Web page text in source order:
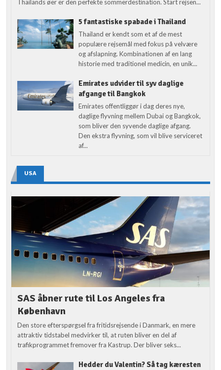
Thailands øer er den perfekte sommerdestination. Start rejsen...
5 fantastiske spabade i Thailand
Thailand er kendt som et af de mest
populære rejsemål med fokus på velvære
og afslapning. Kombinationen af en lang
historie med traditionel medicin, en unik...
Emirates udvider til syv daglige
afgange til Bangkok
Emirates offentliggør i dag deres nye,
daglige flyvning mellem Dubai og Bangkok,
som bliver den syvende daglige afgang.
Den ekstra flyvning, som vil blive serviceret
af...
USA
SAS åbner rute til Los Angeles fra
København
Den store efterspørgsel fra fritidsrejsende i Danmark, en mere
attraktiv tidstabel medvirker til, at ruten bliver en del af
trafikprogrammet fremover fra Kastrup. Der bliver seks...
Hedder du Valentin? Så tag kæresten